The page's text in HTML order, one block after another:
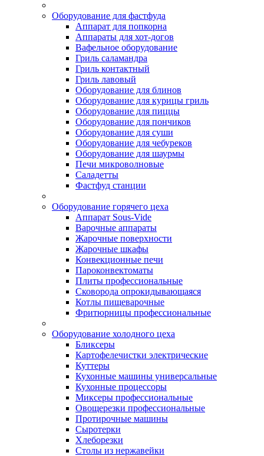
Оборудование для фастфуда
Аппарат для попкорна
Аппараты для хот-догов
Вафельное оборудование
Гриль саламандра
Гриль контактный
Гриль лавовый
Оборудование для блинов
Оборудование для курицы гриль
Оборудование для пиццы
Оборудование для пончиков
Оборудование для суши
Оборудование для чебуреков
Оборудование для шаурмы
Печи микроволновые
Саладетты
Фастфуд станции
Оборудование горячего цеха
Аппарат Sous-Vide
Варочные аппараты
Жарочные поверхности
Жарочные шкафы
Конвекционные печи
Пароконвектоматы
Плиты профессиональные
Сковорода опрокидывающаяся
Котлы пищеварочные
Фритюрницы профессиональные
Оборудование холодного цеха
Бликсеры
Картофелечистки электрические
Куттеры
Кухонные машины универсальные
Кухонные процессоры
Миксеры профессиональные
Овощерезки профессиональные
Протирочные машины
Сыротерки
Хлеборезки
Столы из нержавейки